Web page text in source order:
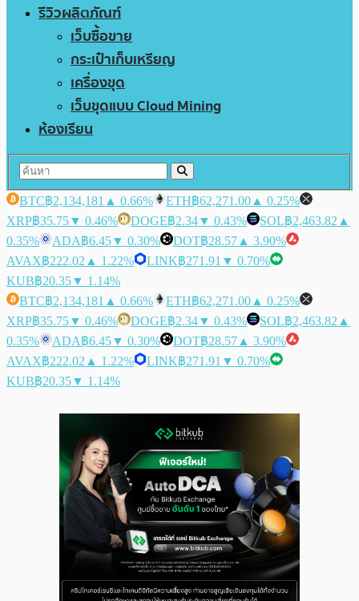
รีวิวผลิตภัณฑ์
เว็บซื้อขาย
กระเป๋าเก็บเหรียญ
เครื่องขุด
เว็บขุดแบบ Cloud Mining
ห้องเรียน
BTC฿2,134,181 ▲ 0.66% ETH฿62,271.00 ▲ 0.25%
XRP฿35.75▼ 0.46% DOGE฿2.34▼ 0.43% SOL฿2,463.82 ▲
0.35%
ADA฿6.45▼ 0.30% DOT฿28.57 ▲ 3.90%
AVAX฿222.02 ▲ 1.22% LINK฿271.91 ▼ 0.70%
KUB฿20.35▼ 1.14%
BTC฿2,134,181 ▲ 0.66% ETH฿62,271.00 ▲ 0.25%
XRP฿35.75▼ 0.46% DOGE฿2.34▼ 0.43% SOL฿2,463.82 ▲
0.35%
ADA฿6.45▼ 0.30% DOT฿28.57 ▲ 3.90%
AVAX฿222.02 ▲ 1.22% LINK฿271.91 ▼ 0.70%
KUB฿20.35▼ 1.14%